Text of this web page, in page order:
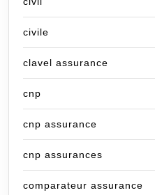
civile
clavel assurance
cnp
cnp assurance
cnp assurances
comparateur assurance